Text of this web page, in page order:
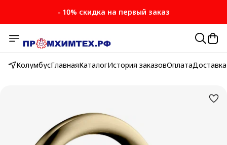
- 10% скидка на первый заказ
КолумбусГлавнаяКаталогИстория заказовОплатаДоставка